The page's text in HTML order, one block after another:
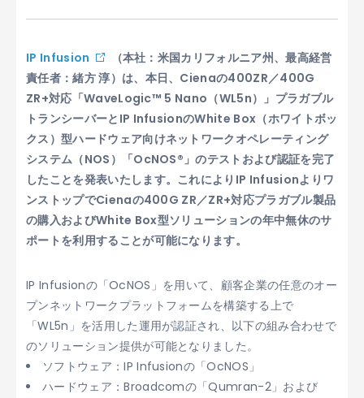
IP Infusion
（本社：米国カリフォルニア州、最高経営
責任者：緒方 淳）は、本日、Cienaの400ZR／400G
ZR+対応「WaveLogic™ 5 Nano（WL5n）」プラガブル
トランシーバーとIP InfusionのWhite Box（ホワイトボッ
クス）型ハードウェア向けネットワークオペレーティング
システム（NOS）「OcNOS®」のテストおよび認証を完了
したことを発表いたします。これによりIP Infusionよりワ
ンストップでCienaの400G ZR／ZR+対応プラガブル製品
の購入およびWhite Box型ソリューションの年中無休のサ
ポートを利用することが可能になります。
IP Infusionの「OcNOS」を用いて、顧客企業の任意のオー
プンネットワークプラットフォームを構築する上で
「WL5n」を活用した運用が認証され、以下の組み合わせで
のソリューション提供が可能となりました。
ソフトウェア：IP Infusionの「OcNOS」
ハードウェア：Broadcomの「Qumran-2」および